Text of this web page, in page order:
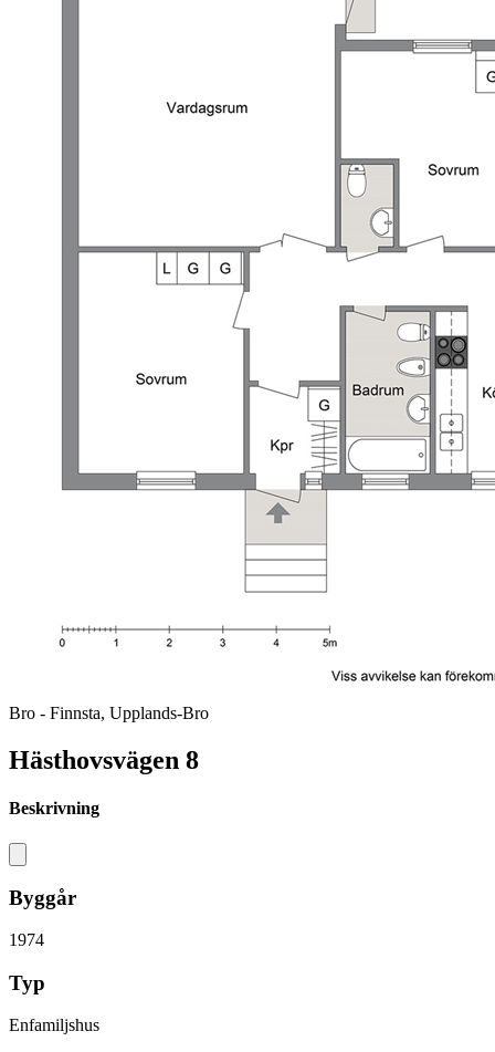
Bro - Finnsta, Upplands-Bro
Hästhovsvägen 8
Beskrivning
Byggår
1974
Typ
Enfamiljshus